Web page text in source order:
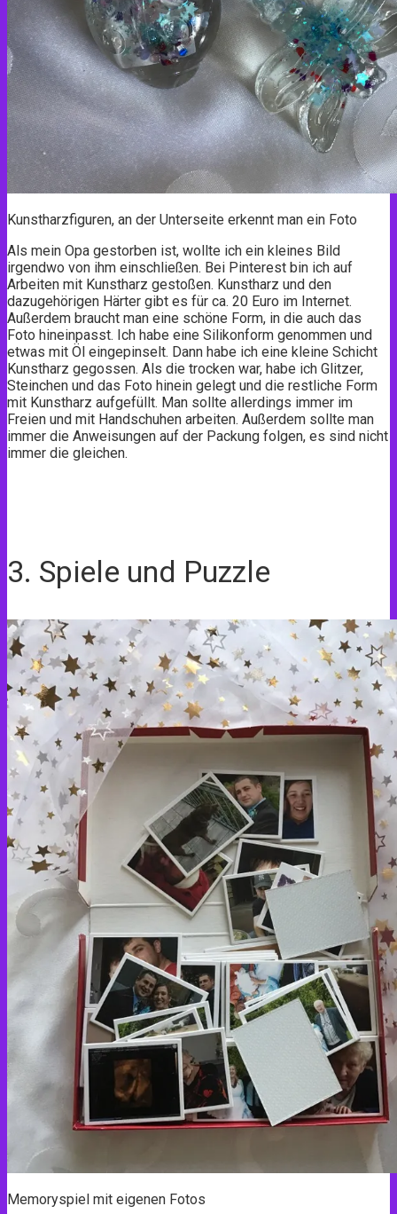
Kunstharzfiguren, an der Unterseite erkennt man ein Foto
Als mein Opa gestorben ist, wollte ich ein kleines Bild
irgendwo von ihm einschließen. Bei Pinterest bin ich auf
Arbeiten mit Kunstharz gestoßen. Kunstharz und den
dazugehörigen Härter gibt es für ca. 20 Euro im Internet.
Außerdem braucht man eine schöne Form, in die auch das
Foto hineinpasst. Ich habe eine Silikonform genommen und
etwas mit Öl eingepinselt. Dann habe ich eine kleine Schicht
Kunstharz gegossen. Als die trocken war, habe ich Glitzer,
Steinchen und das Foto hinein gelegt und die restliche Form
mit Kunstharz aufgefüllt. Man sollte allerdings immer im
Freien und mit Handschuhen arbeiten. Außerdem sollte man
immer die Anweisungen auf der Packung folgen, es sind nicht
immer die gleichen.
3. Spiele und Puzzle
Memoryspiel mit eigenen Fotos